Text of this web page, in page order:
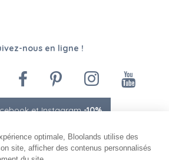
nous en ligne !
et Instagram-10%
optimale, Bloolands utilise des
site, afficher des contenus personnalisés